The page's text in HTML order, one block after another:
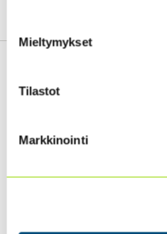
Mieltymykset
Tilastot
MarkkinointiSisäiset